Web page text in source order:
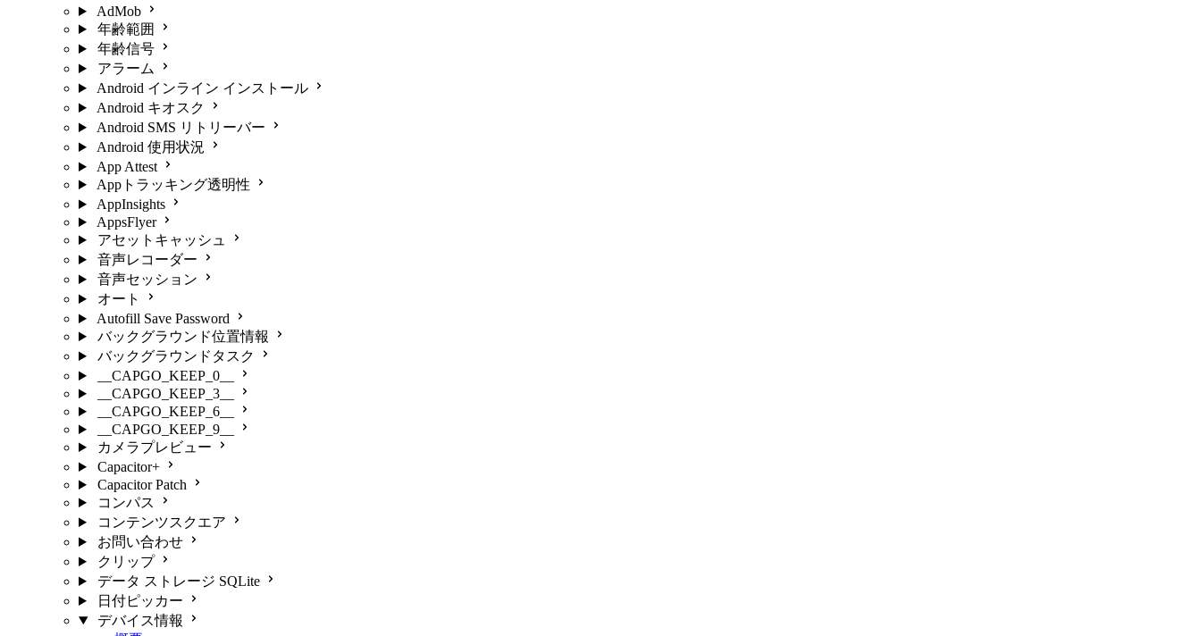
AdMob
年齢範囲
年齢信号
アラーム
Android インライン インストール
Android キオスク
Android SMS リトリーバー
Android 使用状況
App Attest
Appトラッキング透明性
AppInsights
AppsFlyer
アセットキャッシュ
音声レコーダー
音声セッション
オート
Autofill Save Password
バックグラウンド位置情報
バックグラウンドタスク
__CAPGO_KEEP_0__
__CAPGO_KEEP_3__
__CAPGO_KEEP_6__
__CAPGO_KEEP_9__
カメラプレビュー
Capacitor+
Capacitor Patch
コンパス
コンテンツスクエア
お問い合わせ
クリップ
データ ストレージ SQLite
日付ピッカー
デバイス情報